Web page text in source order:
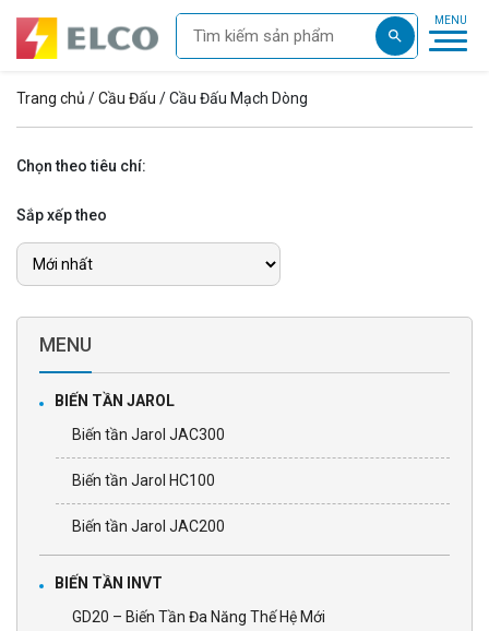
Trang chủ /Cầu Đấu / Cầu Đấu Mạch Dòng
Chọn theo tiêu chí:
Sắp xếp theo
MENU
BIẾN TẦN JAROL
Biến tần Jarol JAC300
Biến tần Jarol HC100
Biến tần Jarol JAC200
BIẾN TẦN INVT
GD20 – Biến Tần Đa Năng Thế Hệ Mới